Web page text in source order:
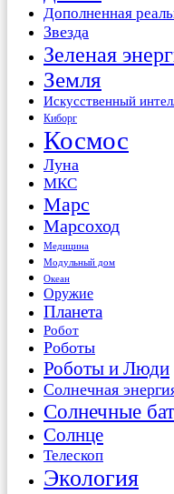
Дополненная
Звезда
Зеленая
Земля
Искусственный
Киборг
Космос
Луна
МКС
Марс
Марсоход
Медицина
Модульный дом
Океан
Оружие
Планета
Робот
Роботы
Роботы и Люди
Солнечная
Солнечные
Солнце
Телескоп
Экология